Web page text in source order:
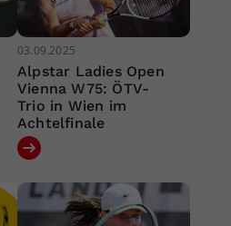
03.09.2025
Alpstar Ladies Open
Vienna W75: ÖTV-
Trio in Wien im
Achtelfinale